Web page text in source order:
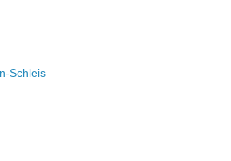
Schleis